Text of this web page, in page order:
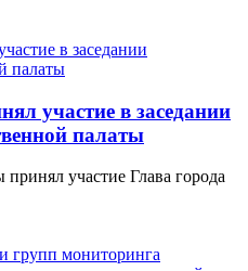
участие в заседании
палаты
участие Глава города